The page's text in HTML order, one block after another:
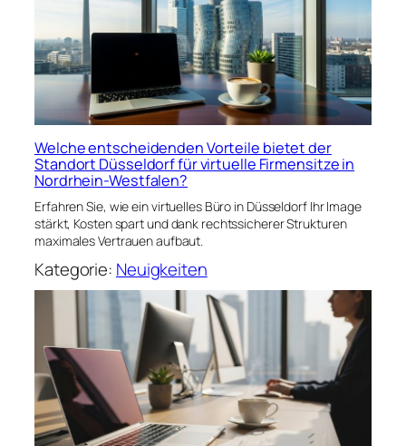
Welche entscheidenden Vorteile bietet der
Standort Düsseldorf für virtuelle Firmensitze in
Nordrhein-Westfalen?
Erfahren Sie, wie ein virtuelles Büro in Düsseldorf Ihr Image
stärkt, Kosten spart und dank rechtssicherer Strukturen
maximales Vertrauen aufbaut.
Kategorie: Neuigkeiten